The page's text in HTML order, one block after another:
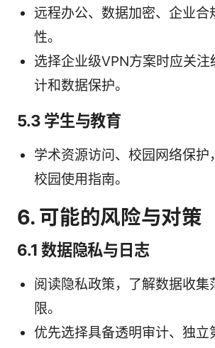
远程办公、数据加密、企业合
性。
选择企业级VPN方案时应关注
计和数据保护。
5.3 学生与教育
学术资源访问、校园网络保护
校园使用指南。
6. 可能的风险与对策
6.1 数据隐私与日志
阅读隐私政策，了解数据收集
限。
优先选择具备透明审计、独立